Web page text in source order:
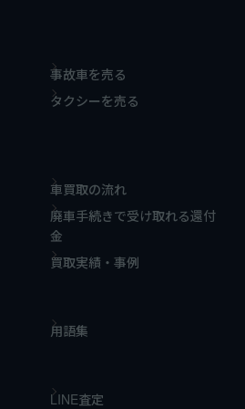
事故車を売る
タクシーを売る
車買取の流れ
廃車手続きで受け取れる還付
金
買取実績・事例
用語集
LINE査定